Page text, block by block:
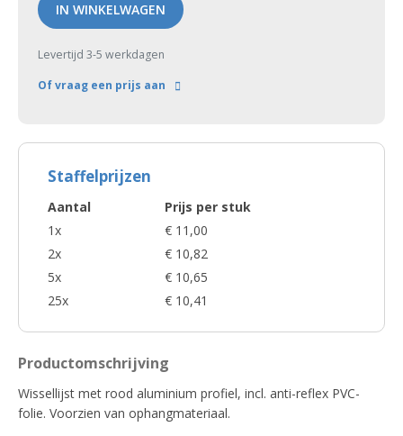
IN WINKELWAGEN
Levertijd 3-5 werkdagen
Of vraag een prijs aan
Staffelprijzen
Aantal
Prijs per stuk
1x
€ 11,00
2x
€ 10,82
5x
€ 10,65
25x
€ 10,41
Productomschrijving
Wissellijst met rood aluminium profiel, incl. anti-reflex PVC-
folie. Voorzien van ophangmateriaal.